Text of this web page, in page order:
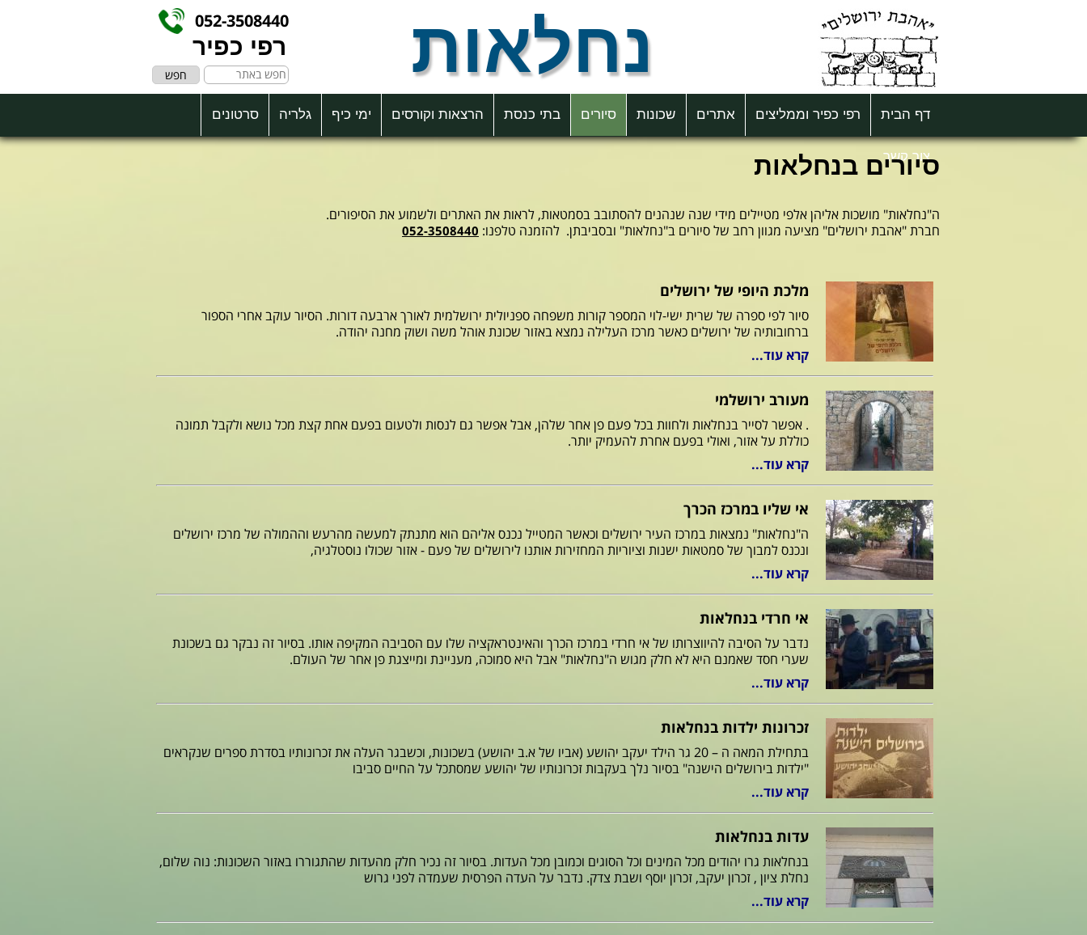
נחלאות 052-3508440
רפי כפיר
חפש
דף הבית רפי כפיר וממליצים אתרים שכונות סיורים בתי כנסת הרצאות וקורסים ימי כיף גלריה סרטונים
צור קשר
סיורים בנחלאות
ה"נחלאות" מושכות אליהן אלפי מטיילים מידי שנה שנהנים להסתובב בסמטאות, לראות את האתרים ולשמוע את הסיפורים.
חברת "אהבת ירושלים" מציעה מגוון רחב של סיורים ב"נחלאות" ובסביבתן. להזמנה טלפנו: 052-3508440
מלכת היופי של ירושלים
סיור לפי ספרה של שרית ישי-לוי המספר קורות משפחה ספניולית ירושלמית לאורך ארבעה דורות. הסיור עוקב אחרי הספור
ברחובותיה של ירושלים כאשר מרכז העלילה נמצא באזור שכונת אוהל משה ושוק מחנה יהודה.
קרא עוד...
מעורב ירושלמי
. אפשר לסייר בנחלאות ולחוות בכל פעם פן אחר שלהן, אבל אפשר גם לנסות ולטעום בפעם אחת קצת מכל נושא ולקבל תמונה
כוללת על אזור, ואולי בפעם אחרת להעמיק יותר.
קרא עוד...
אי שליו במרכז הכרך
ה"נחלאות" נמצאות במרכז העיר ירושלים וכאשר המטייל נכנס אליהם הוא מתנתק למעשה מהרעש וההמולה של מרכז ירושלים
ונכנס למבוך של סמטאות ישנות וציוריות המחזירות אותנו לירושלים של פעם - אזור שכולו נוסטלגיה,
קרא עוד...
אי חרדי בנחלאות
נדבר על הסיבה להיווצרותו של אי חרדי במרכז הכרך והאינטראקציה שלו עם הסביבה המקיפה אותו. בסיור זה נבקר גם בשכונת
שערי חסד שאמנם היא לא חלק מגוש ה"נחלאות" אבל היא סמוכה, מעניינת ומייצגת פן אחר של העולם.
קרא עוד...
זכרונות ילדות בנחלאות
בתחילת המאה ה – 20 גר הילד יעקב יהושע (אביו של א.ב יהושע) בשכונות, וכשבגר העלה את זכרונותיו בסדרת ספרים שנקראים
"ילדות בירושלים הישנה" בסיור נלך בעקבות זכרונותיו של יהושע שמסתכל על החיים סביבו
קרא עוד...
עדות בנחלאות
בנחלאות גרו יהודים מכל המינים וכל הסוגים וכמובן מכל העדות. בסיור זה נכיר חלק מהעדות שהתגוררו באזור השכונות: נוה שלום,
נחלת ציון , זכרון יעקב, זכרון יוסף ושבת צדק. נדבר על העדה הפרסית שעמדה לפני גרוש
קרא עוד...